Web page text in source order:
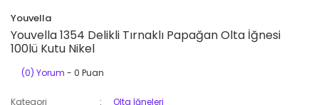
Youvella
Youvella 1354 Delikli Tırnaklı Papağan Olta İğnesi
100lü Kutu Nikel
(0) Yorum - 0 Puan
Kategori
Olta İğneleri